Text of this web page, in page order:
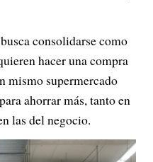
consolidarse como
hacer una compra
mismo supermercado
ahorrar más, tanto en
las del negocio.